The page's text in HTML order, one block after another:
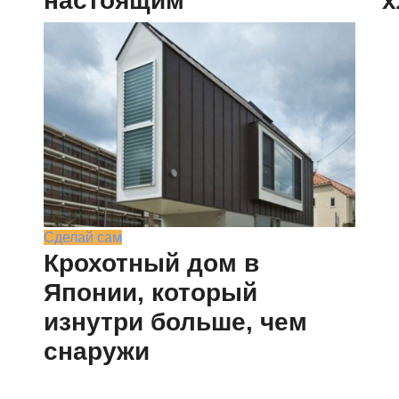
Сделай сам
Крохотный дом в
Японии, который
изнутри больше, чем
снаружи